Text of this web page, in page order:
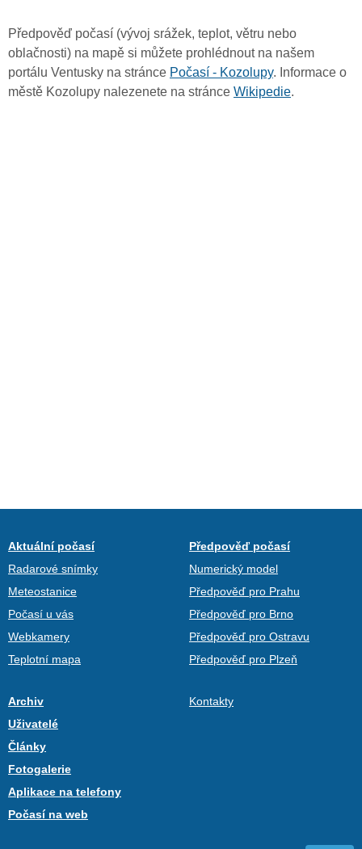
Předpověď počasí (vývoj srážek, teplot, větru nebo
oblačnosti) na mapě si můžete prohlédnout na našem
portálu Ventusky na stránce Počasí - Kozolupy. Informace o
městě Kozolupy nalezenete na stránce Wikipedie.
Aktuální počasí
Radarové snímky
Meteostanice
Počasí u vás
Webkamery
Teplotní mapa
Předpověď počasí
Numerický model
Předpověď pro Prahu
Předpověď pro Brno
Předpověď pro Ostravu
Předpověď pro Plzeň
Archiv
Uživatelé
Články
Fotogalerie
Aplikace na telefony
Počasí na web
Kontakty